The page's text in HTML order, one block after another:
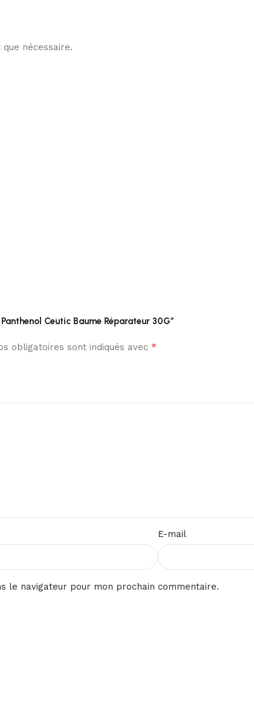
nécessaire.
Ceutic Baume Réparateur 30G”
obligatoires sont indiqués avec *
E-mail
le navigateur pour mon prochain commentaire.